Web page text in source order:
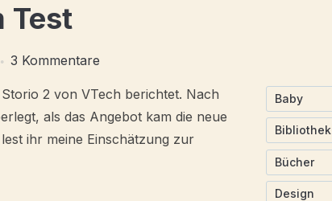
Test
3 Kommentare
2 von VTech berichtet. Nach
als das Angebot kam die neue
ihr meine Einschätzung zur
Baby
Bibliothek
Bücher
Design